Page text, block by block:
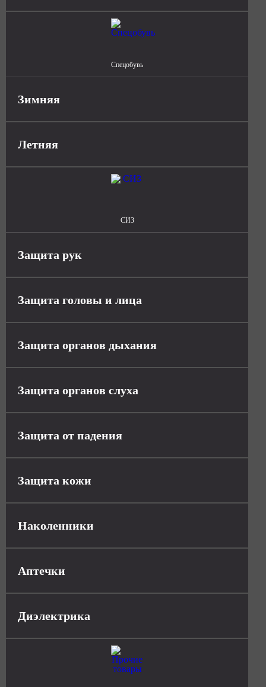
Спецобувь
Зимняя
Летняя
СИЗ
Защита рук
Защита головы и лица
Защита органов дыхания
Защита органов слуха
Защита от падения
Защита кожи
Наколенники
Аптечки
Диэлектрика